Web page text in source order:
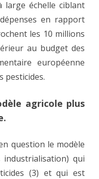
large échelle ciblant
en rapport
les 10 millions
au budget des
européenne
pesticides.
agricole plus
question le modèle
industrialisation) qui
(3) et qui est